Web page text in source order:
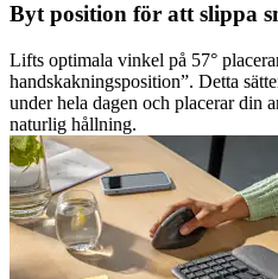
Byt position för att slippa
Lifts optimala vinkel på 57°
handskakningsposition”. Detta
under hela dagen och placerar din
naturlig hållning.